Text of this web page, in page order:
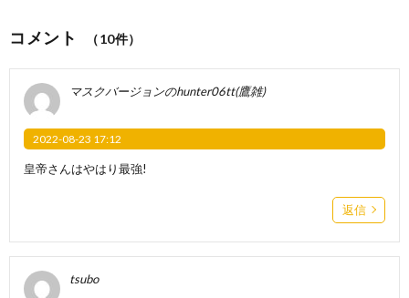
コメント （10件）
マスクバージョンのhunter06tt(鷹雑)
2022-08-23 17:12
皇帝さんはやはり最強!
返信
tsubo